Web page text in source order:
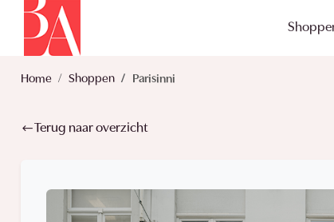
Home Shoppen Parisinni
Terug naar overzicht